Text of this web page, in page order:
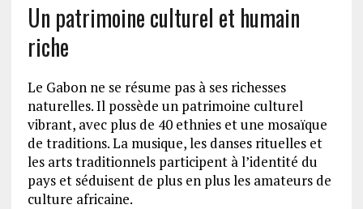
Un patrimoine culturel et humain
riche
Le Gabon ne se résume pas à ses richesses
naturelles. Il possède un patrimoine culturel
vibrant, avec plus de 40 ethnies et une mosaïque
de traditions. La musique, les danses rituelles et
les arts traditionnels participent à l’identité du
pays et séduisent de plus en plus les amateurs de
culture africaine.